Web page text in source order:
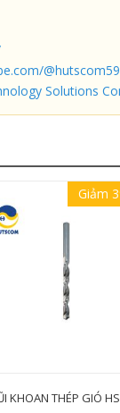
Solutions
Giảm
KHOAN THÉP GIÓ